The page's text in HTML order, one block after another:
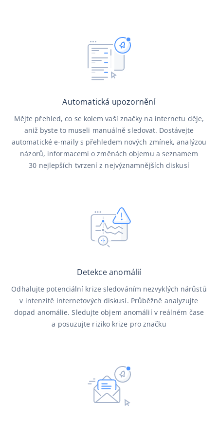
Automatická upozornění
Mějte přehled, co se kolem vaší značky na internetu děje,
aniž byste to museli manuálně sledovat. Dostávejte
automatické e-maily s přehledem nových zmínek, analýzou
názorů, informacemi o změnách objemu a seznamem
30 nejlepších tvrzení z nejvýznamnějších diskusí
Detekce anomálií
Odhalujte potenciální krize sledováním nezvyklých nárůstů
v intenzitě internetových diskusí. Průběžně analyzujte
dopad anomálie. Sledujte objem anomálií v reálném čase
a posuzujte riziko krize pro značku